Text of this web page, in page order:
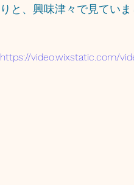
りと、興味津々で見ていま
https://video.wixstatic.com/